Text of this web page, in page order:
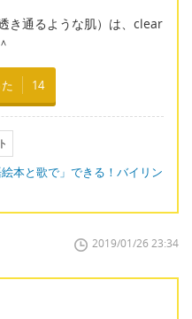
き通るような肌）は、clear
14
本と歌で」できる！バイリン
2019/01/26 23:34